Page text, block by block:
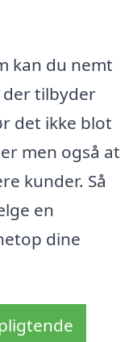
kan du nemt
tilbyder
det ikke blot
men også at
kunder. Så
en
dine